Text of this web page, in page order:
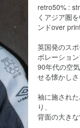
retro50% :
くアジア圏
ンドover
英国発のス
ボレーショ
90年代の空
せる懐かし
袖に施され
り、
背面の大き